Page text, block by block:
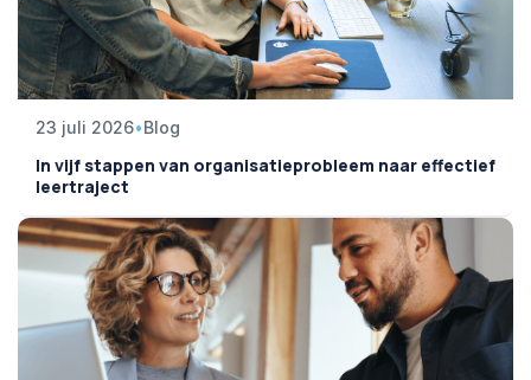
23 juli 2026•Blog
In vijf stappen van organisatieprobleem naar effectief
leertraject